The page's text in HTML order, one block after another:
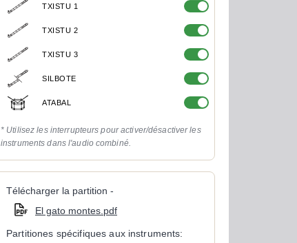
TXISTU 1
TXISTU 2
TXISTU 3
SILBOTE
ATABAL
* Utilisez les interrupteurs pour activer/désactiver les
instruments dans l'audio combiné.
Télécharger la partition -
El gato montes.pdf
Partitiones spécifiques aux instruments: